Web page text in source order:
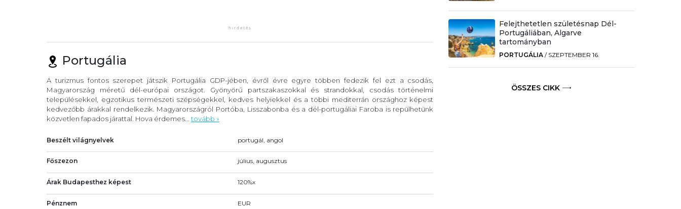
Portugália
A turizmus fontos szerepet játszik Portugália GDP-jében, évről évre egyre többen fedezik fel ezt a csodás,
Magyarország méretű dél-európai országot. Gyönyörű partszakaszokkal és strandokkal, csodás történelmi
településekkel, egzotikus természeti szépségekkel, kedves helyiekkel és a többi mediterrán országhoz képest
kedvezőbb árakkal rendelkezik. Magyarországról Portóba, Lisszabonba és a dél-portugáliai Faroba is repülhetünk
közvetlen fapados járattal. Hova érdemes... tovább »
Beszélt világnyelvek portugál, angol
Főszezon július, augusztus
Árak Budapesthez képest 120%x
Pénznem EUR
Felejthetetlen születésnap Dél-
Portugáliában, Algarve
tartományban
PORTUGÁLIA / SZEPTEMBER 16.
ÖSSZES CIKK